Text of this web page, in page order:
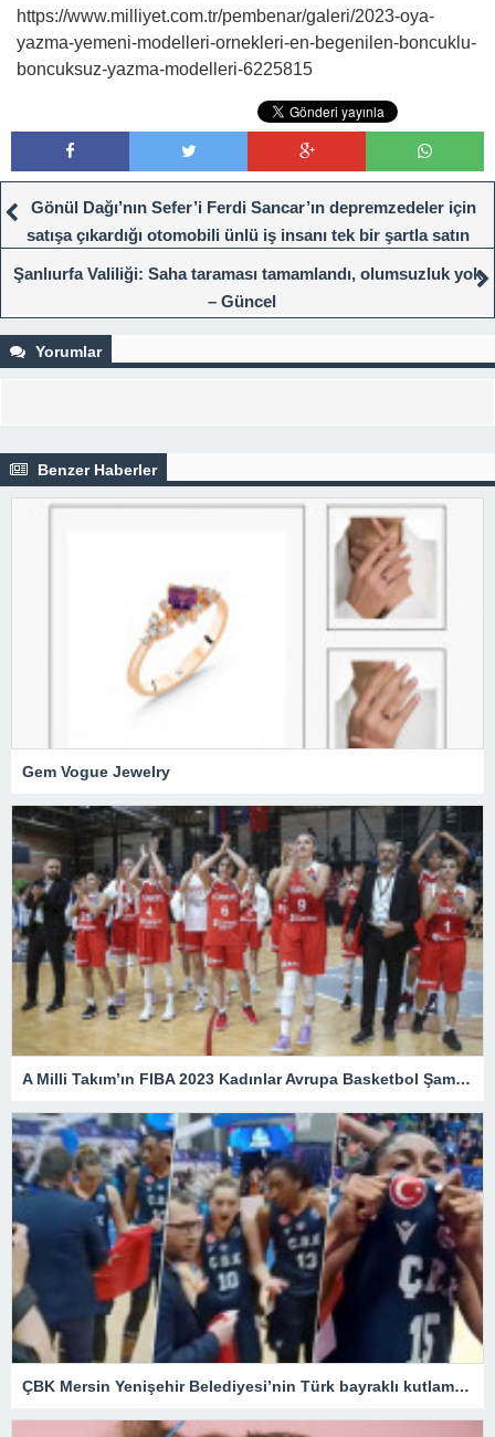
https://www.milliyet.com.tr/pembenar/galeri/2023-oya-
yazma-yemeni-modelleri-ornekleri-en-begenilen-boncuklu-
boncuksuz-yazma-modelleri-6225815
Gönül Dağı’nın Sefer’i Ferdi Sancar’ın depremzedeler için
satışa çıkardığı otomobili ünlü iş insanı tek bir şartla satın
Şanlıurfa Valiliği: Saha taraması tamamlandı, olumsuzluk yok
– Güncel
Yorumlar
Benzer Haberler
Gem Vogue Jewelry
A Milli Takım’ın FIBA 2023 Kadınlar Avrupa Basketbol Şampiyonası’nda programı belli oldu – Son Dakika Spor Haberleri
ÇBK Mersin Yenişehir Belediyesi’nin Türk bayraklı kutlamasına engel – Son Dakika Spor Haberleri